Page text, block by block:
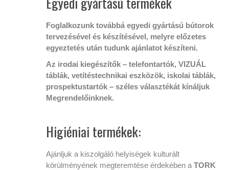
Foglalkozunk továbbá egyedi gyártású bútorok
tervezésével és készítésével, melyre előzetes
egyeztetés után tudunk ajánlatot készíteni.
Az irodai kiegészítők – telefontartók, VIZUÁL
táblák, vetítéstechnikai eszközök, iskolai táblák,
prospektustartók – széles választékát kínáljuk
Megrendelőinknek.
Higiéniai termékek:
Ajánljuk a kiszolgáló helyiségek kulturált
körülményének megteremtése érdekében a TORK